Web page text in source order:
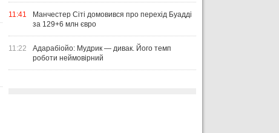
11:41
Манчестер Сіті домовився про перехід Буадді
за 129+6 млн євро
11:22
Адарабіойо: Мудрик — дивак. Його темп
роботи неймовірний